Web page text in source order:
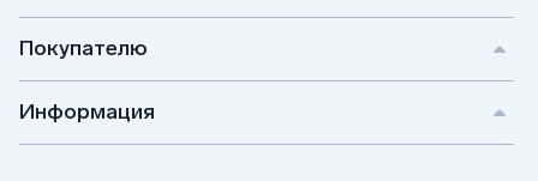
Покупателю
Информация